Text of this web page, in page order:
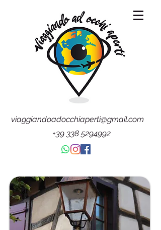
viaggiandoadocchiaperti@gmail.com
+39 338 5294992